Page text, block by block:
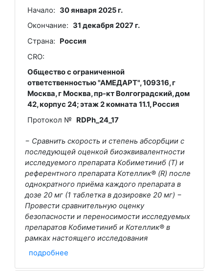
Начало: 30 января 2025 г.
Окончание: 31 декабря 2027 г.
Страна:
Россия
CRO:
Общество с ограниченной
ответственностью "АМЕДАРТ", 109316, г
Москва, г Москва, пр-кт Волгоградский, дом
42, корпус 24; этаж 2 комната 11.1, Россия
Протокол №
RDPh_24_17
− Cравнить скорость и степень абсорбции с
последующей оценкой биоэквивалентности
исследуемого препарата Кобиметиниб (T) и
референтного препарата Котеллик® (R) после
однократного приёма каждого препарата в
дозе 20 мг (1 таблетка в дозировке 20 мг) −
Провести сравнительную оценку
безопасности и переносимости исследуемых
препаратов Кобиметиниб и Котеллик® в
рамках настоящего исследования
подробнее